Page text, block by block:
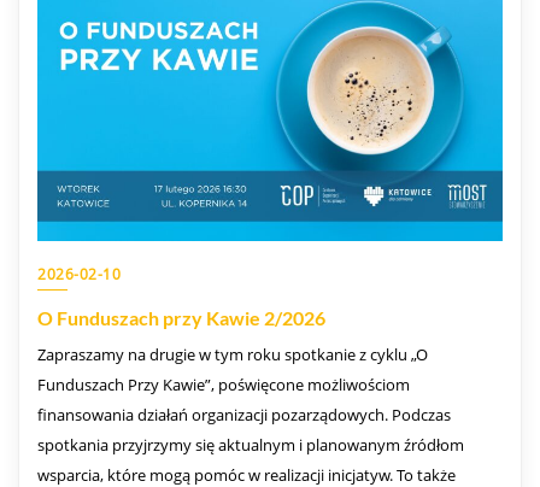
2026-02-10
O Funduszach przy Kawie 2/2026
Zapraszamy na drugie w tym roku spotkanie z cyklu „O
Funduszach Przy Kawie”, poświęcone możliwościom
finansowania działań organizacji pozarządowych. Podczas
spotkania przyjrzymy się aktualnym i planowanym źródłom
wsparcia, które mogą pomóc w realizacji inicjatyw. To także